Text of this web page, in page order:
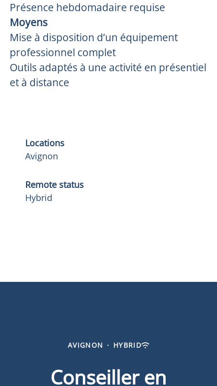
Présence hebdomadaire requise
Moyens
Mise à disposition d’un équipement
professionnel complet
Outils adaptés à une activité en présentiel
et à distance
Locations
Avignon
Remote status
Hybrid
AVIGNON · HYBRID
Conseiller en